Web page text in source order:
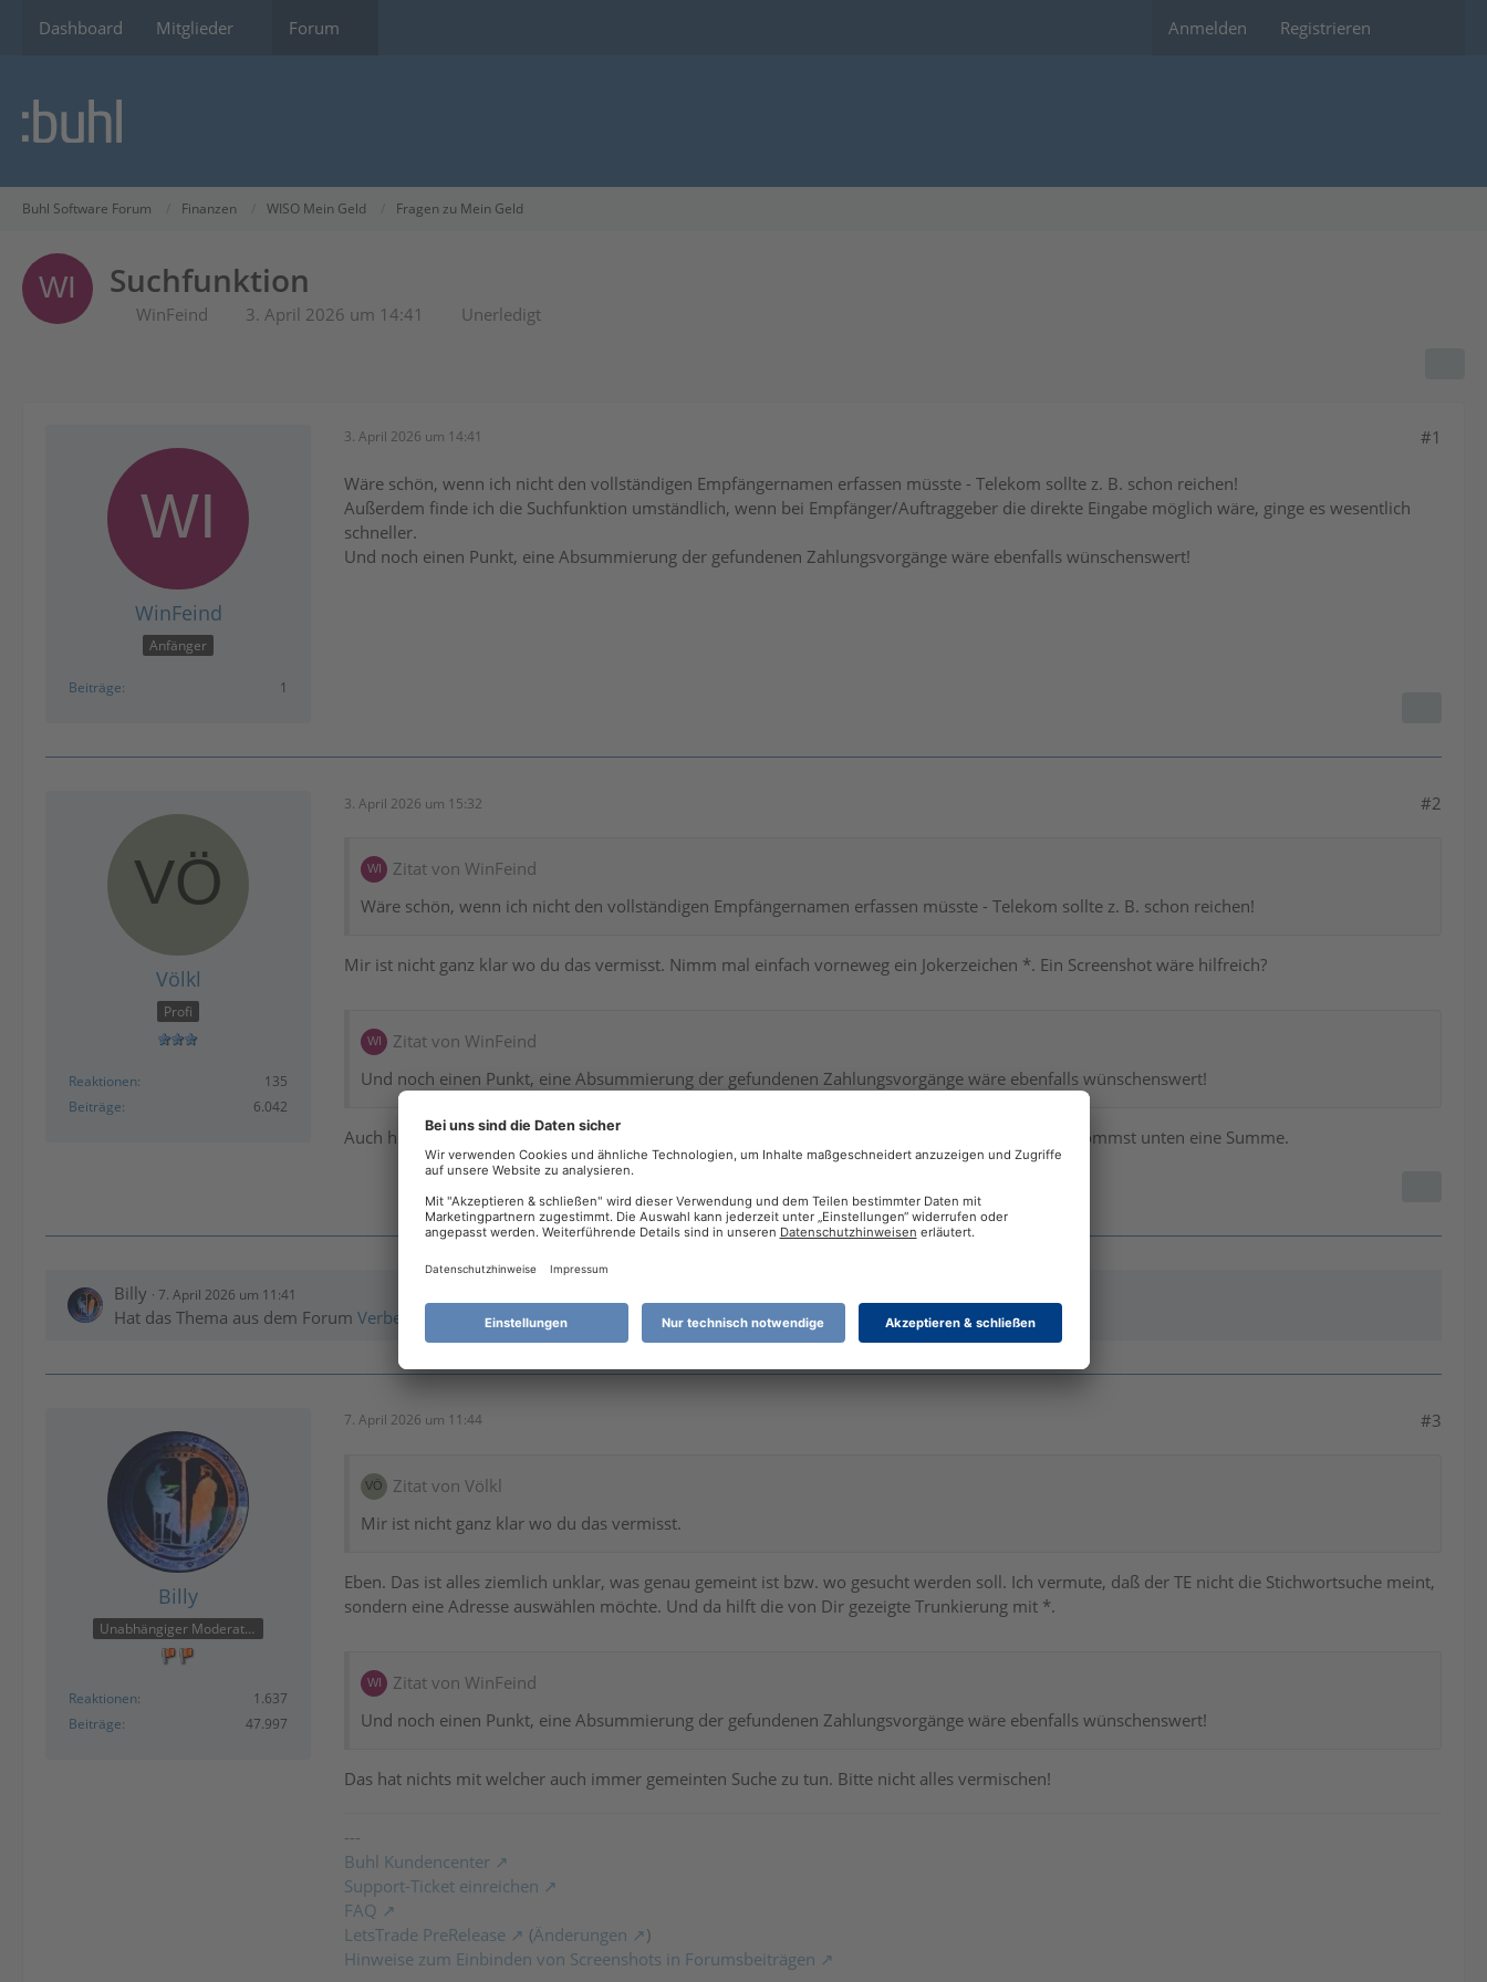
Dashboard Mitglieder Forum Anmelden Registrieren
Buhl Software Forum Finanzen WISO Mein Geld Fragen zu Mein Geld
Suchfunktion
WinFeind 3. April 2026 um 14:41 Unerledigt
WinFeind
Anfänger
Beiträge 1
3. April 2026 um 14:41 #1
Wäre schön, wenn ich nicht den vollständigen Empfängernamen erfassen müsste - Telekom sollte z. B. schon reichen!
Außerdem finde ich die Suchfunktion umständlich, wenn bei Empfänger/Auftraggeber die direkte Eingabe möglich wäre, ginge es wesentlich
schneller.
Und noch einen Punkt, eine Absummierung der gefundenen Zahlungsvorgänge wäre ebenfalls wünschenswert!
Völkl
Profi
Reaktionen
135
Beiträge
6.042
3. April 2026 um 15:32 #2
Zitat von WinFeind
Wäre schön, wenn ich nicht den vollständigen Empfängernamen erfassen müsste - Telekom sollte z. B. schon reichen!
Mir ist nicht ganz klar wo du das vermisst. Nimm mal einfach vorneweg ein Jokerzeichen *. Ein Screenshot wäre hilfreich?
Zitat von WinFeind
Und noch einen Punkt, eine Absummierung der gefundenen Zahlungsvorgänge wäre ebenfalls wünschenswert!
Auch hier wo bist du im Programm? In der Buchungsliste? Alle Markieren mit CTRL+a und du bekommst unten eine Summe.
Billy 7. April 2026 um 11:41
Hat das Thema aus dem Forum Verbesserungsvorschläge für Mein Geld nachFragen zu Mein Geld verschoben.
Billy
Unabhängiger Moderator
Reaktionen
1.637
Beiträge
47.997
7. April 2026 um 11:44 #3
Zitat von Völkl
Mir ist nicht ganz klar wo du das vermisst.
Eben. Das ist alles ziemlich unklar, was genau gemeint ist bzw. wo gesucht werden soll. Ich vermute, daß der TE nicht die Stichwortsuche meint,
sondern eine Adresse auswählen möchte. Und da hilft die von Dir gezeigte Trunkierung mit *.
Zitat von WinFeind
Und noch einen Punkt, eine Absummierung der gefundenen Zahlungsvorgänge wäre ebenfalls wünschenswert!
Das hat nichts mit welcher auch immer gemeinten Suche zu tun. Bitte nicht alles vermischen!
---
Buhl Kundencenter
Support-Ticket einreichen
FAQ
LetsTrade PreRelease
(Änderungen
)
Hinweise zum Einbinden von Screenshots in Forumsbeiträgen